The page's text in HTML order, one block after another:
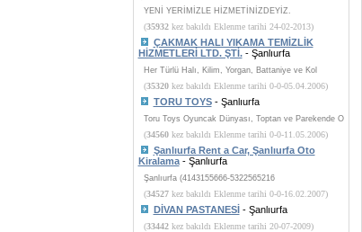
YENİ YERİMİZLE HİZMETİNİZDEYİZ.
(35932kez bakıldı Eklenme tarihi 24-02-2013)
ÇAKMAK HALI YIKAMA TEMİZLİK
HİZMETLERİ LTD. ŞTİ.- Şanlıurfa
Her Türlü Halı, Kilim, Yorgan, Battaniye ve Kol
(35320kez bakıldı Eklenme tarihi 0-0-05.04.2006)
TORU TOYS- Şanlıurfa
Toru Toys Oyuncak Dünyası, Toptan ve Parekende O
(34560kez bakıldı Eklenme tarihi 0-0-11.05.2006)
Şanlıurfa Rent a Car, Şanlıurfa Oto
Kiralama- Şanlıurfa
Şanlıurfa (4143155666-5322565216
(34527kez bakıldı Eklenme tarihi 0-0-16.02.2007)
DİVAN PASTANESİ- Şanlıurfa
(33442kez bakıldı Eklenme tarihi 20-07-2009)